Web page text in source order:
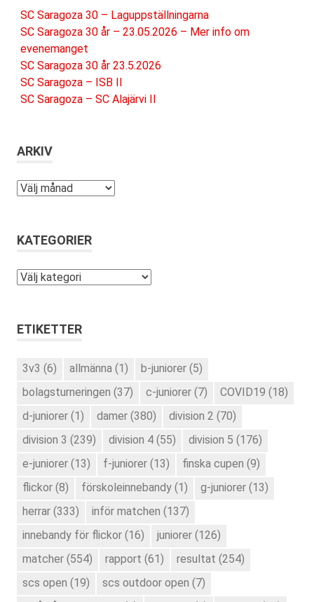
SC Saragoza 30 – Laguppställningarna
SC Saragoza 30 år – 23.05.2026 – Mer info om
evenemanget
SC Saragoza 30 år 23.5.2026
SC Saragoza – ISB II
SC Saragoza – SC Alajärvi II
ARKIV
Arkiv
KATEGORIER
Kategorier
ETIKETTER
3v3 (6) allmänna (1) b-juniorer (5)
bolagsturneringen (37) c-juniorer (7) COVID19 (18)
d-juniorer (1) damer (380) division 2 (70)
division 3 (239) division 4 (55) division 5 (176)
e-juniorer (13) f-juniorer (13) finska cupen (9)
flickor (8) förskoleinnebandy (1) g-juniorer (13)
herrar (333) inför matchen (137)
innebandy för flickor (16) juniorer (126)
matcher (554) rapport (61) resultat (254)
scs open (19) scs outdoor open (7)